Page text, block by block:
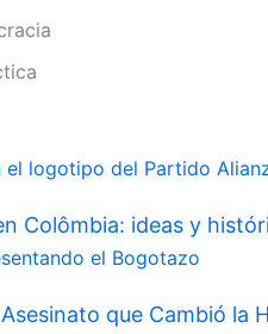
Colômbia: ideas y
que Cambió la